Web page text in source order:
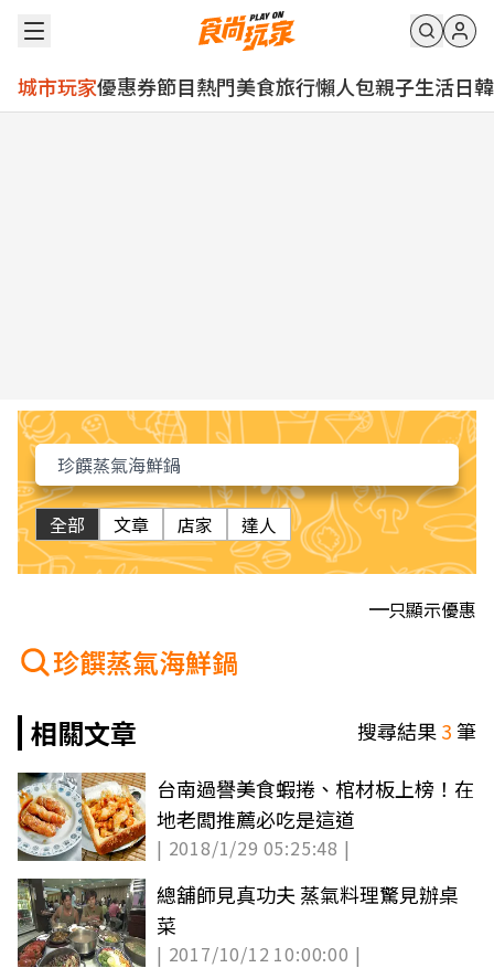
城市玩家優惠券節目熱門美食旅行懶人包親子生活日韓
全部 文章 店家 達人
只顯示優惠
珍饌蒸氣海鮮鍋
相關文章
搜尋結果3筆
台南過譽美食蝦捲、棺材板上榜！在
地老闆推薦必吃是這道
| 2018/1/29 05:25:48 |
總舖師見真功夫 蒸氣料理驚見辦桌
菜
| 2017/10/12 10:00:00 |